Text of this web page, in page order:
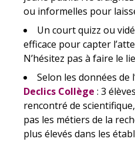
ou informelles pour
Un court quizz ou
efficace pour capter
N’hésitez pas à faire le
Selon les données de
Declics Collège : 3
rencontré de
pas les métiers de la
plus élevés dans les